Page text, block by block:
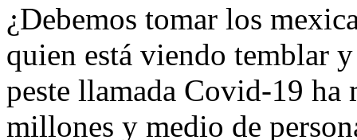
¿Debemos tomar los
quien está viendo temblar
peste llamada Covid-19 ha
millones y medio de